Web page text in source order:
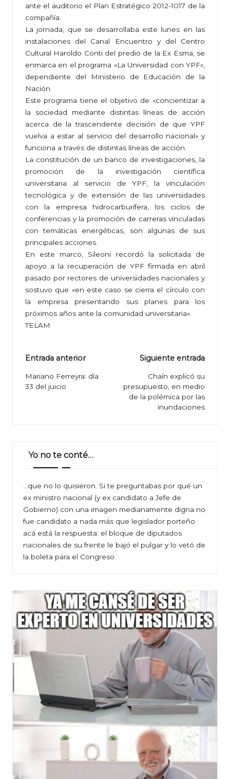
ante el auditorio el Plan Estratégico 2012-1017 de la
compañía.
La jornada, que se desarrollaba este lunes en las
instalaciones del Canal Encuentro y del Centro
Cultural Haroldo Conti del predio de la Ex Esma, se
enmarca en el programa «La Universidad con YPF»,
dependiente del Ministerio de Educación de la
Nación.
Este programa tiene el objetivo de «concientizar a
la sociedad mediante distintas líneas de acción
acerca de la trascendente decisión de que YPF
vuelva a estar al servicio del desarrollo nacional» y
funciona a través de distintas líneas de acción.
La constitución de un banco de investigaciones, la
promoción de la investigación científica
universitaria al servicio de YPF, la vinculación
tecnológica y de extensión de las universidades
con la empresa hidrocarburífera, los ciclos de
conferencias y la promoción de carreras vinculadas
con temáticas energéticas, son algunas de sus
principales acciones.
En este marco, Sileoni recordó la solicitada de
apoyo a la recuperación de YPF firmada en abril
pasado por rectores de universidades nacionales y
sostuvo que «en este caso se cierra el círculo con
la empresa presentando sus planes para los
próximos años ante la comunidad universitaria».
TELAM
Navegación
de
entradas
Entrada anterior
Mariano Ferreyra: día
33 del juicio
Siguiente entrada
Chaín explicó su
presupuesto, en medio
de la polémica por las
inundaciones
Yo no te conté…
…que no lo quisieron. Si te preguntabas por qué un
ex ministro nacional (y ex candidato a Jefe de
Gobierno) con una imagen medianamente digna no
fue candidato a nada más que legislador porteño
acá está la respuesta: el bloque de diputados
nacionales de su frente le bajó el pulgar y lo vetó de
la boleta para el Congreso.